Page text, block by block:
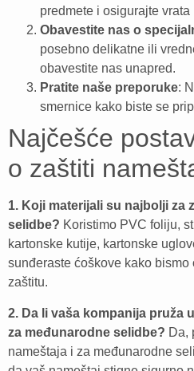
predmete i osigurajte vrata
Obavestite nas o
posebno delikatne ili
obavestite nas unapred.
Pratite naše preporuke:
smernice kako biste se
Najčešće
o zaštiti
1. Koji materijali su najbolji za
selidbe? Koristimo PVC foliju,
kartonske kutije, kartonske
sunđeraste ćoškove kako
zaštitu.
2. Da li vaša kompanija pruža
za međunarodne selidbe? Da,
nameštaja i za međunarodne